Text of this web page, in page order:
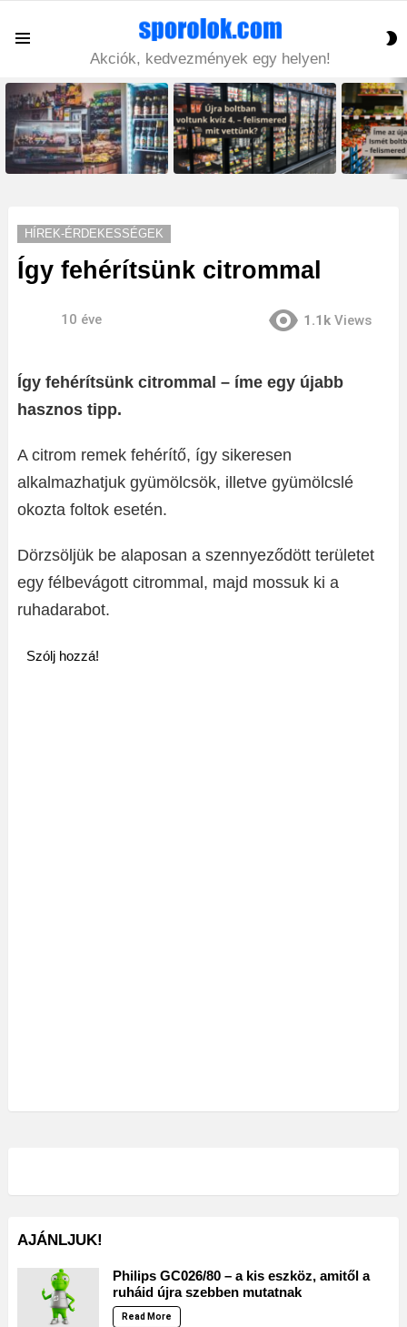
Akciók, kedvezmények egy helyen!
LATEST
STORIES
HÍREK-ÉRDEKESSÉGEK
Így fehérítsünk citrommal
10 éve 1.1k Views
Így fehérítsünk citrommal – íme egy újabb
hasznos tipp.
A citrom remek fehérítő, így sikeresen
alkalmazhatjuk gyümölcsök, illetve gyümölcslé
okozta foltok esetén.
Dörzsöljük be alaposan a szennyeződött területet
egy félbevágott citrommal, majd mossuk ki a
ruhadarabot.
Szólj hozzá!
AJÁNLJUK!
Philips GC026/80 – a kis eszköz, amitől a
ruháid újra szebben mutatnak
Read More